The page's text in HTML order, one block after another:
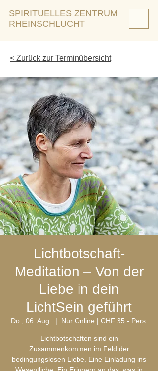
SPIRITUELLES ZENTRUM
RHEINSCHLUCHT
< Zurück zur Terminübersicht
Lichtbotschaft-
Meditation – Von der
Liebe in dein
LichtSein geführt
Do., 06. Aug.
  |
Nur Online | CHF 35.- Pers.
Lichtbotschaften sind ein
Zusammenkommen im Feld der
bedingungslosen Liebe. Eine Einladung ins